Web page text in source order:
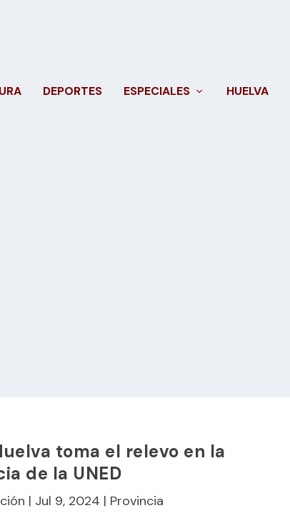
DEPORTES ESPECIALES HUELVA
toma el relevo en la
de la UNED
| Jul 9, 2024 | Provincia